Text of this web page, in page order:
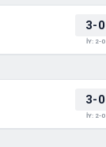
3-0
İY: 2-0
3-0
İY: 2-0